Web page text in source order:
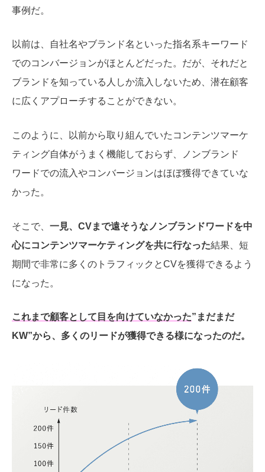
事例だ。
以前は、自社名やブランド名といった指名系キーワード
でのコンバージョンがほとんどだった。だが、それだと
ブランドを知っている人しか流入しないため、潜在顧客
に広くアプローチすることができない。
このように、以前から取り組んでいたコンテンツマーケ
ティング自体がうまく機能しておらず、ノンブランド
ワードでの流入やコンバージョンはほぼ獲得できていな
かった。
そこで、 一見、CVまで遠そうなノンブランドワードを中
心にコンテンツマーケティングを共に行なった結果、短
期間で非常に多くのトラフィックとCVを獲得できるよう
になった。
これまで顧客として目を向けていなかった”まだまだ
KW”から、多くのリードが獲得できる様になったのだ。